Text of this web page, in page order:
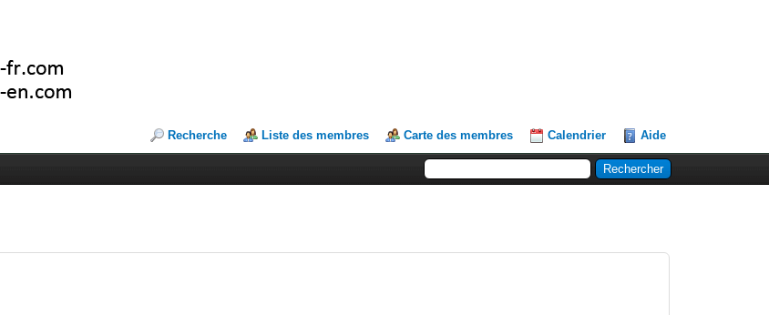
Recherche Liste des membres Carte des membres Calendrier Aide